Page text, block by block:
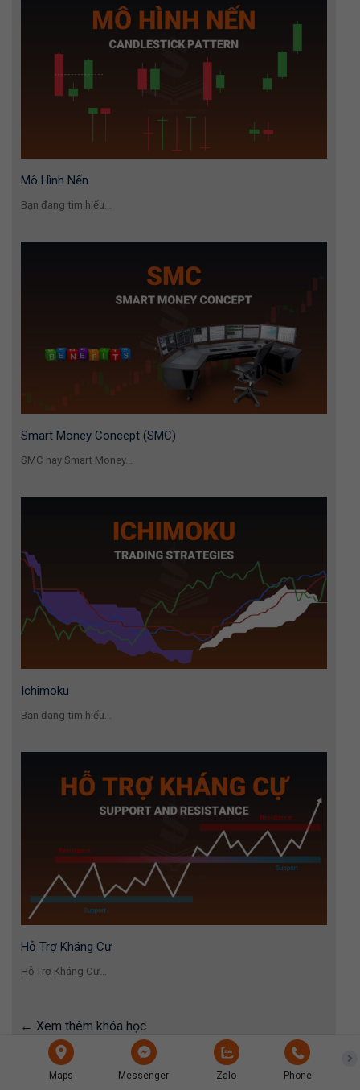
Mô Hình Nến
Bạn đang tìm hiểu...
Smart Money Concept (SMC)
SMC hay Smart Money...
Ichimoku
Bạn đang tìm hiểu...
Hỗ Trợ Kháng Cự
Hỗ Trợ Kháng Cự...
Xem thêm khóa học
Tin tức nổi bật
Maps Messenger Zalo Phone